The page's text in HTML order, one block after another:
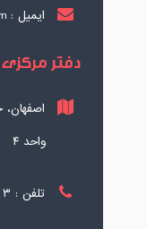
ایمیل : Contact -at- bamdadbahar -dot- com
دفتر مرکزی
اصفهان،
واحد ۴
تلفن : ۳ - ۳۲۳۵۲۰۰۰ (۳۱) ۹۸+